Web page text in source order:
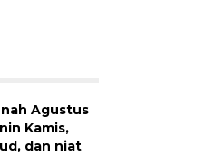
Agustus
Kamis,
dan niat